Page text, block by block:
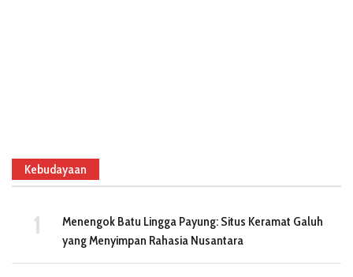
Kebudayaan
Menengok Batu Lingga Payung: Situs Keramat Galuh
yang Menyimpan Rahasia Nusantara